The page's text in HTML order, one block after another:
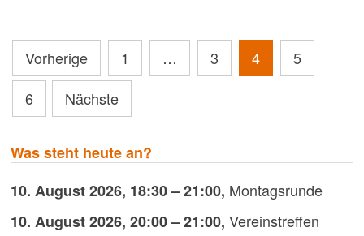
Seitennummerierung
der
Beiträge
Vorherige 1 … 3 4
5
6
Nächste
Was steht heute an?
10. August 2026, 18:30– 21:00, Montagsrunde
10. August 2026, 20:00– 21:00, Vereinstreffen